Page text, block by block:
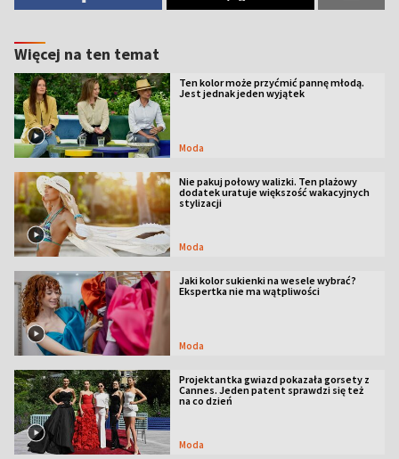
Więcej na ten temat
Ten kolor może przyćmić pannę młodą.
Jest jednak jeden wyjątek
Moda
Nie pakuj połowy walizki. Ten plażowy
dodatek uratuje większość wakacyjnych
stylizacji
Moda
Jaki kolor sukienki na wesele wybrać?
Ekspertka nie ma wątpliwości
Moda
Projektantka gwiazd pokazała gorsety z
Cannes. Jeden patent sprawdzi się też
na co dzień
Moda